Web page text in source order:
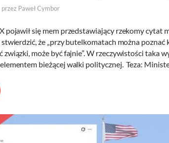
przez Paweł Cymbor
pojawił się mem przedstawiający rzekomy cytat
że „przy butelkomatach można poznać
może być fajnie”. W rzeczywistości taka
bieżącej walki politycznej. Teza: